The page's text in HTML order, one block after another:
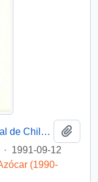
Carta desde la Conferencia Episcopal de Chile, Ref. N° 664/91, del Obispo de Talca, Carlos González Cruchaga, dirigida al Excmo. Señor Patricio Aylwin Azócar
· 1991-09-12
(1990-